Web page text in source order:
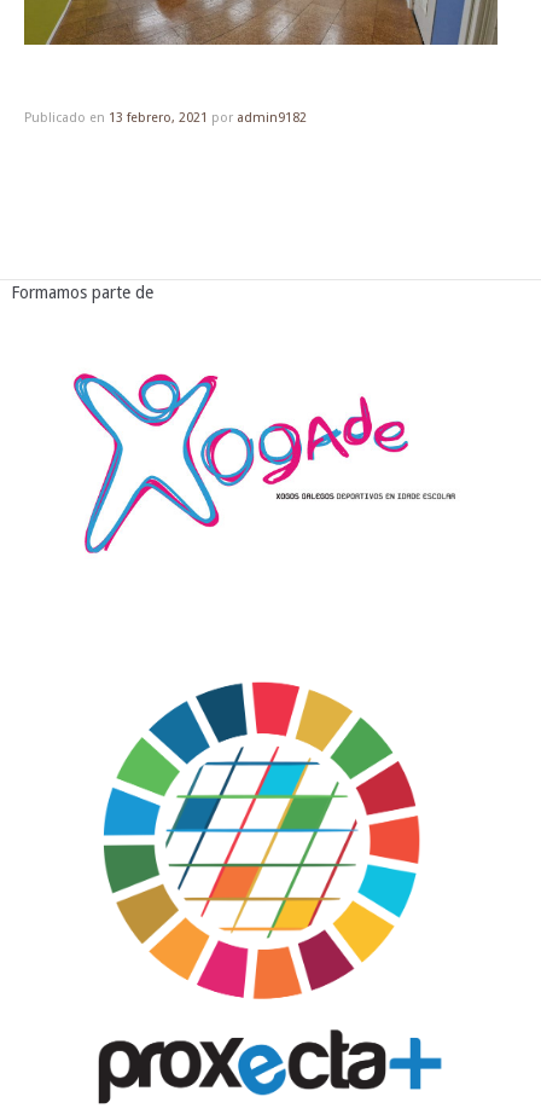
Publicado en 13 febrero, 2021 por admin9182
Formamos parte de